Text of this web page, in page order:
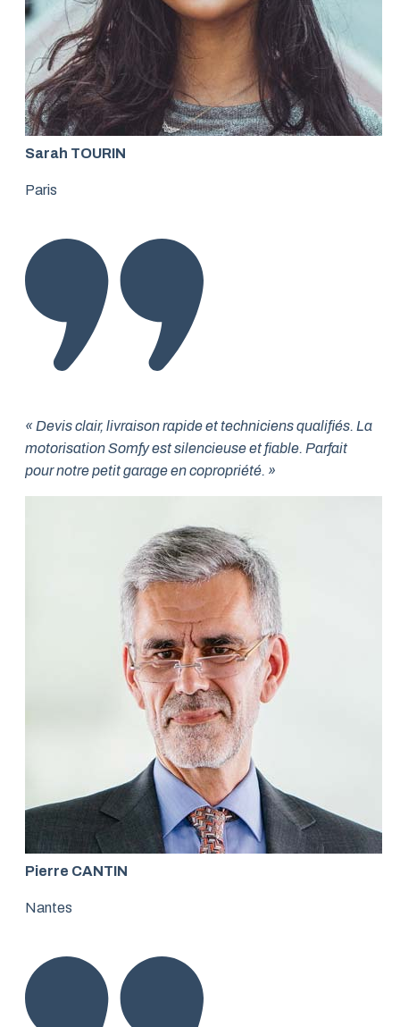
Sarah TOURIN
Paris
« Devis clair, livraison rapide et techniciens qualifiés. La
motorisation Somfy est silencieuse et fiable. Parfait
pour notre petit garage en copropriété. »
Pierre CANTIN
Nantes